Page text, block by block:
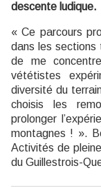
descente ludique.
« Ce parcours
dans les sections
de me
vététistes
diversité du
choisis les
prolonger
montagnes ! ».
Activités de
du Guillestrois-